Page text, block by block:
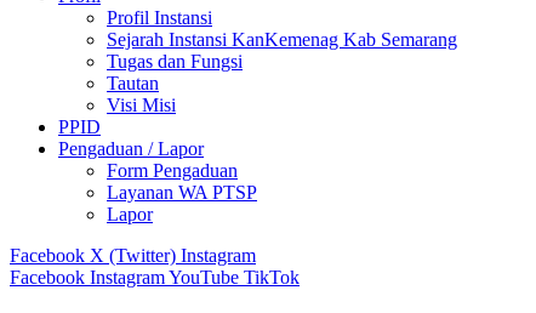
Profil Instansi
Sejarah Instansi KanKemenag Kab Semarang
Tugas dan Fungsi
Tautan
Visi Misi
PPID
Pengaduan / Lapor
Form Pengaduan
Layanan WA PTSP
Lapor
Facebook X (Twitter) Instagram
Facebook InstagramYouTube TikTok